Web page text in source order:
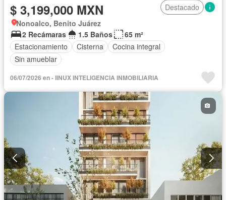
$ 3,199,000 MXN
Destacado
Nonoalco, Benito Juárez
2 Recámaras
1.5 Baños
65 m²
Estacionamiento
Cisterna
Cocina integral
Sin amueblar
06/07/2026 en - IINUX INTELIGENCIA INMOBILIARIA